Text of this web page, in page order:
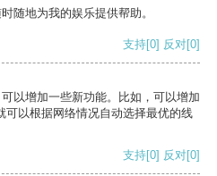
随地为我的娱乐提供帮助。
支持[0] 反对[0]
以增加一些新功能。比如，可以增加
可以根据网络情况自动选择最优的线
支持[0] 反对[0]